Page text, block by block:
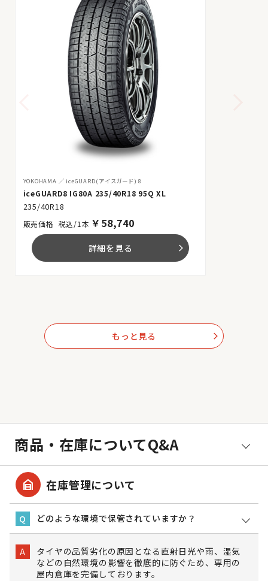
YOKOHAMA iceGUARD(アイスガード) 8
iceGUARD8 IG80A 235/40R18 95Q XL
235/40R18
税込/1本 ￥ 58,740
詳細を見る arrow_forward_ios
もっと見る arrow_forward_ios
商品・在庫についてQ&A
garage_home 在庫管理について
Q どのような環境で保管されていますか？
A
タイヤの品質劣化の原因となる直射日光や雨、湿気
などの自然環境の影響を徹底的に防ぐため、専用の
屋内倉庫を完備しております。